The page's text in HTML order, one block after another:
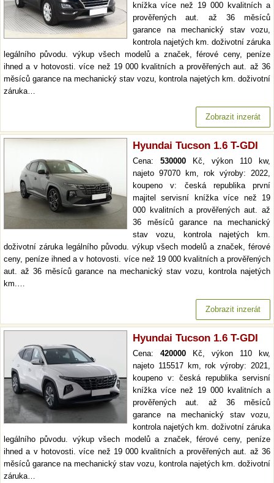
knížka více než 19 000 kvalitních a
prověřených aut. až 36 měsíců
garance na mechanický stav vozu,
kontrola najetých km. doživotní záruka
legálního původu. výkup všech modelů a značek, férové ceny, peníze
ihned a v hotovosti. více než 19 000 kvalitních a prověřených aut. až 36
měsíců garance na mechanický stav vozu, kontrola najetých km. doživotní
záruka…
Zobrazit inzerát
Hyundai Tucson 1.6 T-GDI
Cena: 530000 Kč, výkon 110 kw,
najeto 97070 km, rok výroby: 2022,
koupeno v: česká republika první
majitel servisní knížka více než 19
000 kvalitních a prověřených aut. až
36 měsíců garance na mechanický
stav vozu, kontrola najetých km.
doživotní záruka legálního původu. výkup všech modelů a značek, férové
ceny, peníze ihned a v hotovosti. více než 19 000 kvalitních a prověřených
aut. až 36 měsíců garance na mechanický stav vozu, kontrola najetých
km.…
Zobrazit inzerát
Hyundai Tucson 1.6 T-GDI
Cena: 420000 Kč, výkon 110 kw,
najeto 115517 km, rok výroby: 2021,
koupeno v: česká republika servisní
knížka více než 19 000 kvalitních a
prověřených aut. až 36 měsíců
garance na mechanický stav vozu,
kontrola najetých km. doživotní záruka
legálního původu. výkup všech modelů a značek, férové ceny, peníze
ihned a v hotovosti. více než 19 000 kvalitních a prověřených aut. až 36
měsíců garance na mechanický stav vozu, kontrola najetých km. doživotní
záruka…